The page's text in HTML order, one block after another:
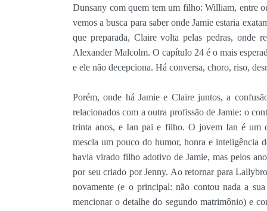
Dunsany com quem tem um filho: William, entre
vemos a busca para saber onde Jamie estaria
que preparada, Claire volta pelas pedras, onde
Alexander Malcolm. O capítulo 24 é o mais
e ele não decepciona. Há conversa, choro, riso,
Porém, onde há Jamie e Claire juntos, a
relacionados com a outra profissão de Jamie: o
trinta anos, e Ian pai e filho. O jovem Ian é um
mescla um pouco do humor, honra e inteligência
havia virado filho adotivo de Jamie, mas pelos
por seu criado por Jenny. Ao retornar para
novamente (e o principal: não contou nada a
mencionar o detalhe do segundo matrimônio) e